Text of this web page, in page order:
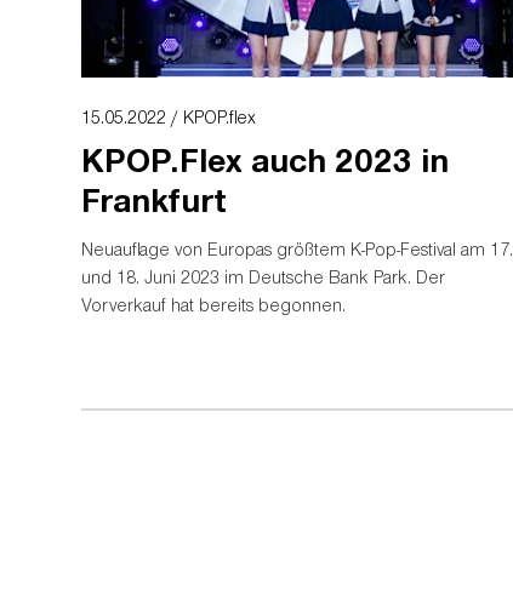
15.05.2022 / KPOP.flex
KPOP.Flex auch 2023 in
Frankfurt
Neuauflage von Europas größtem K-Pop-Festival am 17.
und 18. Juni 2023 im Deutsche Bank Park. Der
Vorverkauf hat bereits begonnen.